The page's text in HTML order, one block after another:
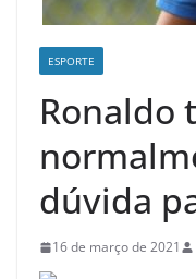
ESPORTE
Ronaldo
dúvida
16 de março de 2021